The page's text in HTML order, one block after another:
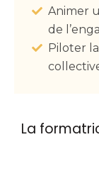
Animer
de
Piloter
La